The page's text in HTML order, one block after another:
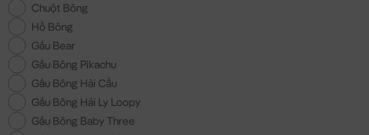
Chuột Bông
Hổ Bông
Gấu Bear
Gấu Bông Pikachu
Gấu Bông Hải Cẩu
Gấu Bông Hải Ly Loopy
Gấu Bông Baby Three